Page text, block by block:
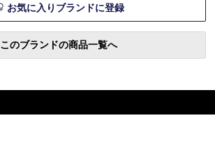
お気に入りブランドに登録
このブランドの商品一覧へ